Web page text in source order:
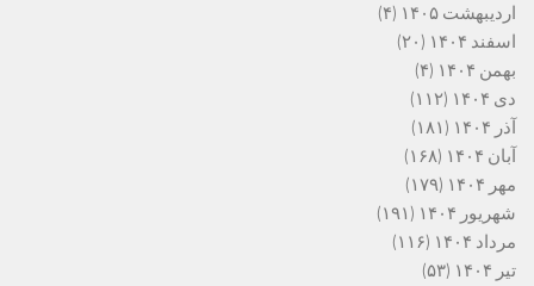
اردیبهشت ۱۴۰۵
(۴)
اسفند ۱۴۰۴
(۲۰)
بهمن ۱۴۰۴
(۴)
دی ۱۴۰۴
(۱۱۲)
آذر ۱۴۰۴
(۱۸۱)
آبان ۱۴۰۴
(۱۶۸)
مهر ۱۴۰۴
(۱۷۹)
شهریور ۱۴۰۴
(۱۹۱)
مرداد ۱۴۰۴
(۱۱۶)
تیر ۱۴۰۴
(۵۳)